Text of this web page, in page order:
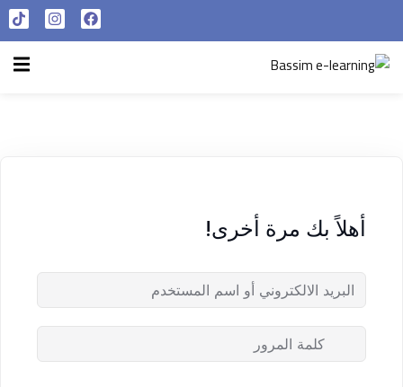
من نحن
أهلاً بك مرة أخرى!
تسجيل الدخول التسجيل الآن
تذكر لي فقدت كلمة المرور الخاصة بك ؟